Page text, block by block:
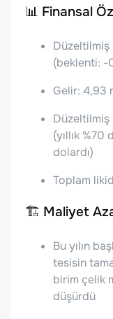
📊 Finansal
Düzeltilmiş
(beklenti: -
Gelir: 4,93
Düzeltilmiş
(yıllık
dolardı)
Toplam
🏗️ Maliyet
Bu yılın
tesisin
birim çelik
düşürdü